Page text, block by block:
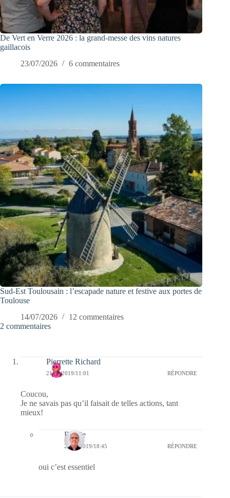
De Vert en Verre 2026 : la grand-messe des vins natures
gaillacois
23/07/2026
6 commentaires
Sud-Est Toulousain : l’escapade nature et festive aux portes de
Toulouse
14/07/2026
12 commentaires
2 commentaires
Pierrette Richard
21/04/2019/11:01 RÉPONDRE
Coucou,
Je ne savais pas qu’il faisait de telles actions, tant
mieux!
Bernie
21/04/2019/18:45 RÉPONDRE
oui c’est essentiel